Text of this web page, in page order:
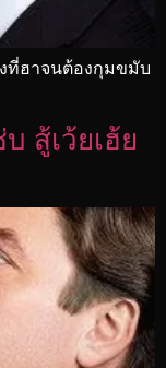
ที่ฮาจนต้องกุมขมับ
สู้เว้ยเฮ้ย